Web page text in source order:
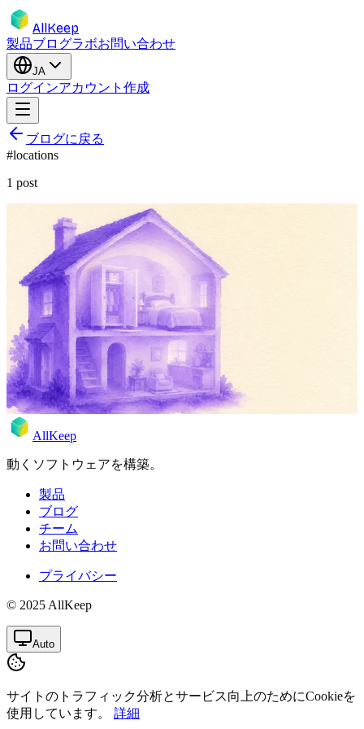
AllKeep
製品ブログラボお問い合わせ
JA
ログインアカウント作成
ブログに戻る
#locations
1 post
productfeature
箱。部屋の中。家の中。場所がネスト
する必要がある理由。
実物は他のモノの中に入っています — 引き出しの中、キャ
ビネットの中、キッチンの中。フラットな「部屋」タグでは
鎖が切れる。だから場所はネストする。
2026年5月17日 Rodion
AllKeep
動くソフトウェアを構築。
製品
ブログ
チーム
お問い合わせ
プライバシー
© 2025 AllKeep
Auto
サイトのトラフィック分析とサービス向上のためにCookieを
使用しています。
詳細